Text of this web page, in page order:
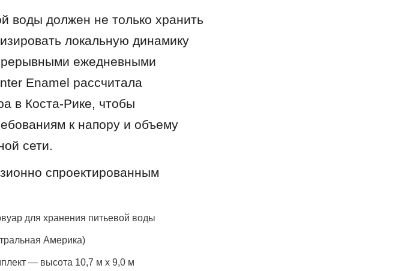
воды должен не только хранить
локальную динамику
ежедневными
Enamel рассчитала
в Коста-Рике, чтобы
к напору и объему
сети.
спроектированным
для хранения питьевой воды
Америка)
— высота 10,7 м x 9,0 м